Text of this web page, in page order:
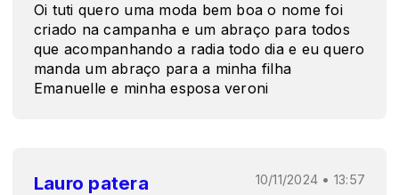
Oi tuti quero uma moda bem boa o nome foi
criado na campanha e um abraço para todos
que acompanhando a radia todo dia e eu quero
manda um abraço para a minha filha
Emanuelle e minha esposa veroni
Lauro patera 10/11/2024 • 13:57